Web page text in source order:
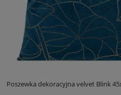
Poszewka dekoracyjna velvet Blink